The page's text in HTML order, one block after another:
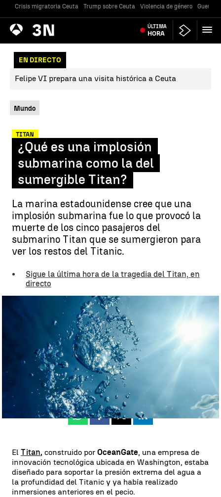
Crisis migratoria Ceuta Trump sobre Ceuta Violencia de género Guerra
Antena
3 Noticias ÚLTIMA
HORA
EN DIRECTO
Felipe VI prepara una visita histórica a Ceuta
Mundo
TITAN
¿Qué es una implosión
submarina como la del
sumergible Titan?
La marina estadounidense cree que una
implosión submarina fue lo que provocó la
muerte de los cinco pasajeros del
submarino Titan que se sumergieron para
ver los restos del Titanic.
Sigue la última hora de la tragedia del Titan, en
directo
La principal hipótesis |
María José Zamora
Actualizado:23 de junio de 2023, 15:10
Publicado:23 de junio de 2023, 10:55
WhatsappFacebook
X Linkedin
El Titan, construido por OceanGate, una empresa de
innovación tecnológica ubicada en Washington, estaba
diseñado para soportar la presión extrema del agua a
la profundidad del Titanic y ya había realizado
inmersiones anteriores en el pecio.